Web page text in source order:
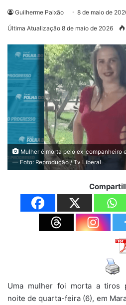
Guilherme Paixão 8 de maio de
Última Atualização 8 de maio de 2026
Mulher é morta pelo ex-companheiro
— Foto: Reprodução / Tv Liberal
Uma mulher foi morta a tiros
noite de quarta-feira (6), em